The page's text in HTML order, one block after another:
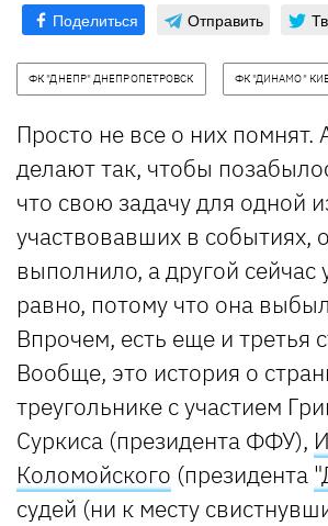
Поделиться Отправить
ФК "ДНЕПР" ДНЕПРОПЕТРОВСК ФК "ДИНАМО"
Просто не все о них помнят.
делают так, чтобы
что свою задачу для одной
участвовавших в событиях,
выполнило, а другой сейчас
равно, потому что она
Впрочем, есть еще и третья
Вообще, это история о
треугольнике с участием
Суркиса (президента ФФУ),
Коломойского (президента
судей (ни к месту